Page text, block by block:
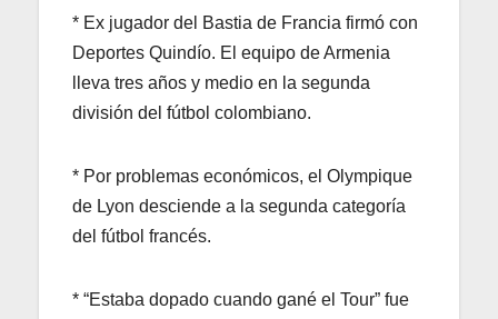
* Ex jugador del Bastia de Francia firmó con
Deportes Quindío. El equipo de Armenia
lleva tres años y medio en la segunda
división del fútbol colombiano.
* Por problemas económicos, el Olympique
de Lyon desciende a la segunda categoría
del fútbol francés.
* “Estaba dopado cuando gané el Tour” fue